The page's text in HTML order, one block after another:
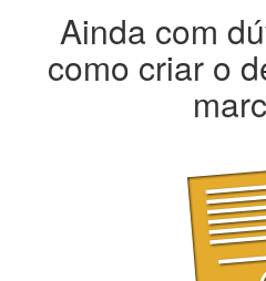
Ainda com
como criar o